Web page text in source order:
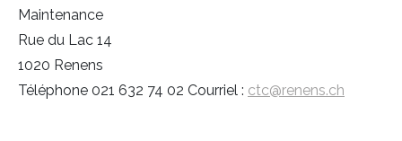
Maintenance
Rue du Lac 14
1020 Renens
Téléphone 021 632 74 02 Courriel : ctc@renens.ch